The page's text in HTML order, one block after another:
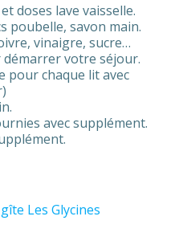
doses lave vaisselle.
poubelle, savon main.
vinaigre, sucre…
votre séjour.
pour chaque lit avec
avec supplément.
Les Glycines